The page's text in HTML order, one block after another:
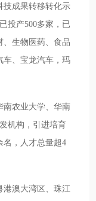
技成果转移转化示
投产500多家，已
、生物医药、食品
车、宝龙汽车，玛
南农业大学、华南
机构，引进培育
名，人才总量超4
港澳大湾区、珠江